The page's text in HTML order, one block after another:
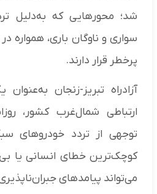
شد؛ محورهایی که به‌دلیل
سواری و ناوگان باری،
پرخطر قرار دارند.
آزادراه تبریز-زنجان
ارتباطی شمال‌غرب کشور،
توجهی از تردد
کوچک‌ترین خطای انسانی یا
می‌تواند پیامدهای